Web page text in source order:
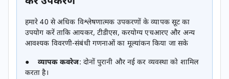
हमारे 40 से अधिक विश्लेषणात्मक उपकरणों के व्यापक सूट का
उपयोग करें ताकि आयकर, टीडीएस, करयोग्य एचआरए और अन्य
आवश्यक विवरणी-संबंधी गणनाओं का मूल्यांकन किया जा सके
● व्यापक कवरेज: दोनों पुरानी और नई कर व्यवस्था को शामिल
करता है।